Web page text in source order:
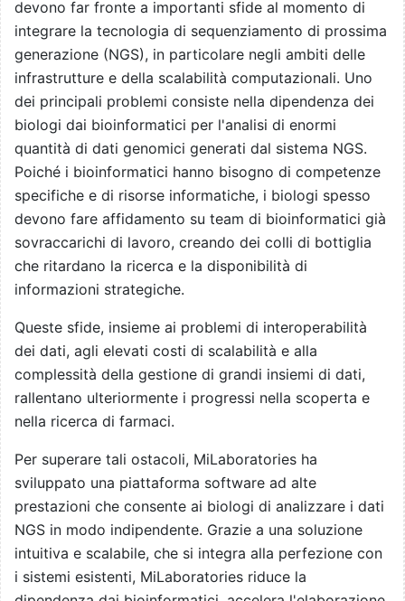
devono far fronte a importanti sfide al momento di
integrare la tecnologia di sequenziamento di prossima
generazione (NGS), in particolare negli ambiti delle
infrastrutture e della scalabilità computazionali. Uno
dei principali problemi consiste nella dipendenza dei
biologi dai bioinformatici per l'analisi di enormi
quantità di dati genomici generati dal sistema NGS.
Poiché i bioinformatici hanno bisogno di competenze
specifiche e di risorse informatiche, i biologi spesso
devono fare affidamento su team di bioinformatici già
sovraccarichi di lavoro, creando dei colli di bottiglia
che ritardano la ricerca e la disponibilità di
informazioni strategiche.
Queste sfide, insieme ai problemi di interoperabilità
dei dati, agli elevati costi di scalabilità e alla
complessità della gestione di grandi insiemi di dati,
rallentano ulteriormente i progressi nella scoperta e
nella ricerca di farmaci.
Per superare tali ostacoli, MiLaboratories ha
sviluppato una piattaforma software ad alte
prestazioni che consente ai biologi di analizzare i dati
NGS in modo indipendente. Grazie a una soluzione
intuitiva e scalabile, che si integra alla perfezione con
i sistemi esistenti, MiLaboratories riduce la